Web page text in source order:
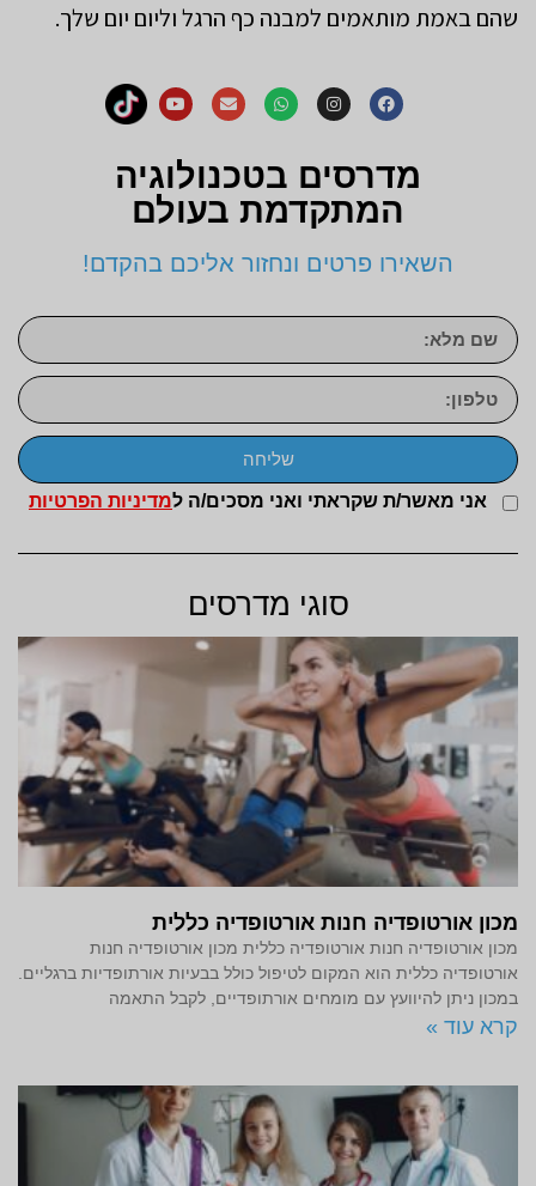
שהם באמת מותאמים למבנה כף הרגל וליום יום שלך.
מדרסים בטכנולוגיה
המתקדמת בעולם
השאירו פרטים ונחזור אליכם בהקדם!
אני מאשר/ת שקראתי ואני מסכים/ה למדיניות הפרטיות
שליחה
סוגי מדרסים
מכון אורטופדיה חנות אורטופדיה כללית
מכון אורטופדיה חנות אורטופדיה כללית מכון אורטופדיה חנות
אורטופדיה כללית הוא המקום לטיפול כולל בבעיות אורתופדיות ברגליים.
במכון ניתן להיוועץ עם מומחים אורתופדיים, לקבל התאמה
קרא עוד »